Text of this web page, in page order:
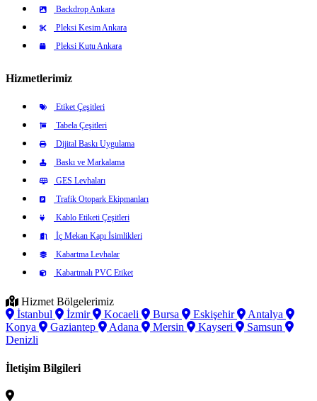
Backdrop Ankara
Pleksi Kesim Ankara
Pleksi Kutu Ankara
Hizmetlerimiz
Etiket Çeşitleri
Tabela Çeşitleri
Dijital Baskı Uygulama
Baskı ve Markalama
GES Levhaları
Trafik Otopark Ekipmanları
Kablo Etiketi Çeşitleri
İç Mekan Kapı İsimlikleri
Kabartma Levhalar
Kabartmalı PVC Etiket
Hizmet Bölgelerimiz
İstanbul
İzmir Kocaeli Bursa Eskişehir
Antalya
Konya
Gaziantep Adana Mersin Kayseri
Samsun
Denizli
İletişim Bilgileri